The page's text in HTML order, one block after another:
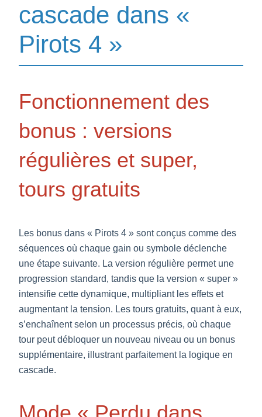
cascade dans «
Pirots 4 »
Fonctionnement des
bonus : versions
régulières et super,
tours gratuits
Les bonus dans « Pirots 4 » sont conçus comme des
séquences où chaque gain ou symbole déclenche
une étape suivante. La version régulière permet une
progression standard, tandis que la version « super »
intensifie cette dynamique, multipliant les effets et
augmentant la tension. Les tours gratuits, quant à eux,
s’enchaînent selon un processus précis, où chaque
tour peut débloquer un nouveau niveau ou un bonus
supplémentaire, illustrant parfaitement la logique en
cascade.